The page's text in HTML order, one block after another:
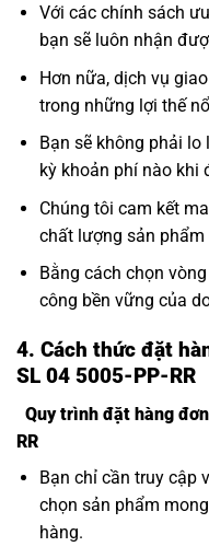
Với các chính sách
bạn sẽ luôn nhận
Hơn nữa, dịch vụ
trong những lợi thế
Bạn sẽ không phải
kỳ khoản phí nào khi
Chúng tôi cam kết
chất lượng sản
Bằng cách chọn
công bền vững của
4. Cách thức đặt
SL 04 5005-PP-RR
Quy trình đặt hàng
RR
Bạn chỉ cần truy cập
chọn sản phẩm
hàng.